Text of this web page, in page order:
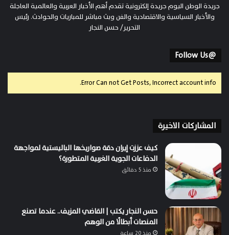
جريدة الوطن اليوم جريدة إلكترونية تقدم أهم الأخبار العربية والعالمية العاجلة
والأخبار السياسية والاقتصادية والفن وبث مباشر للمباريات والحوادث. رئيس
التحرير/ حسن النجار
@Follow Us
Error Can not Get Posts, Incorrect account info.
المشاركات الاخيرة
كيف عززت إيران دقة صواريخها الباليستية لمواجهة
الدفاعات الجوية الغربية المتطورة؟
منذ 5 دقائق
حسن النجار يكتب | القاضي المزيف.. عندما تصنع
المنصات أبطالًا من الوهم